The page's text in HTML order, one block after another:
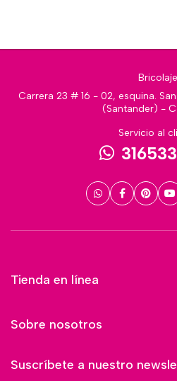
Bricolaje
Carrera 23 # 16 - 02, esquina.
(Santander) -
Servicio al
Tienda en línea
Sobre nosotros
Suscríbete a nuestro